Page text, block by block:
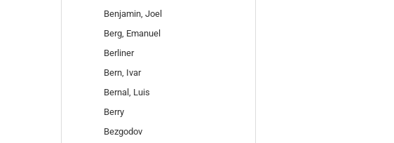
Benjamin, Joel
Berg, Emanuel
Berliner
Bern, Ivar
Bernal, Luis
Berry
Bezgodov